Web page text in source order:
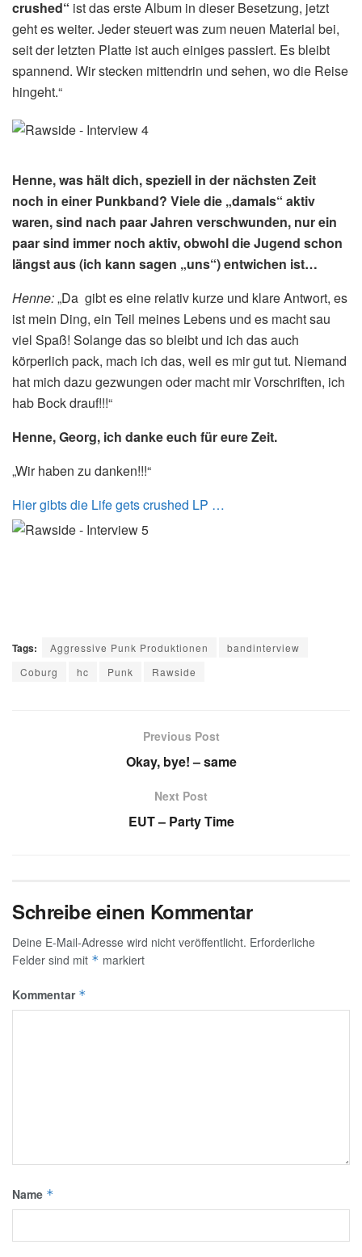
crushed“ ist das erste Album in dieser Besetzung, jetzt
geht es weiter. Jeder steuert was zum neuen Material bei,
seit der letzten Platte ist auch einiges passiert. Es bleibt
spannend. Wir stecken mittendrin und sehen, wo die Reise
hingeht.“
Henne, was hält dich, speziell in der nächsten Zeit
noch in einer Punkband? Viele die „damals“ aktiv
waren, sind nach paar Jahren verschwunden, nur ein
paar sind immer noch aktiv, obwohl die Jugend schon
längst aus (ich kann sagen „uns“) entwichen ist…
Henne:„Da gibt es eine relativ kurze und klare Antwort, es
ist mein Ding, ein Teil meines Lebens und es macht sau
viel Spaß! Solange das so bleibt und ich das auch
körperlich pack, mach ich das, weil es mir gut tut. Niemand
hat mich dazu gezwungen oder macht mir Vorschriften, ich
hab Bock drauf!!!“
Henne, Georg, ich danke euch für eure Zeit.
„Wir haben zu danken!!!“
Hier gibts die Life gets crushed LP …
Tags: Aggressive Punk Produktionen
bandinterview
Coburg
hc Punk Rawside
Previous Post
Okay, bye! – same
Next Post
EUT – Party Time
Schreibe einen Kommentar
Deine E-Mail-Adresse wird nicht veröffentlicht. Erforderliche
Felder sind mit * markiert
Kommentar *
Name *